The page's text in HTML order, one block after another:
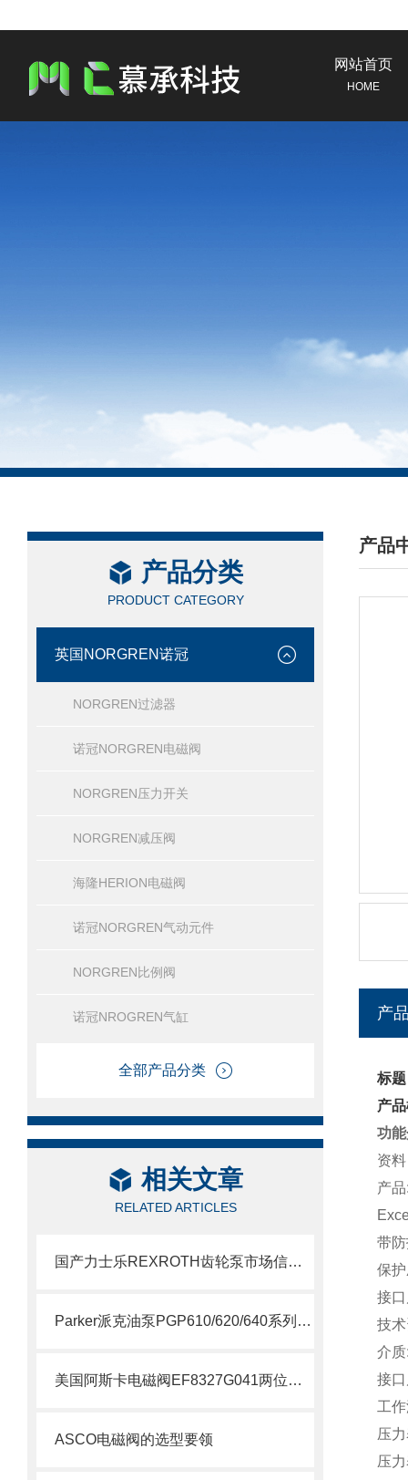
网站首页
HOME
产品分类
PRODUCT CATEGORY
英国NORGREN诺冠
NORGREN过滤器
诺冠NORGREN电磁阀
NORGREN压力开关
NORGREN减压阀
海隆HERION电磁阀
诺冠NORGREN气动元件
NORGREN比例阀
诺冠NROGREN气缸
全部产品分类
相关文章
RELATED ARTICLES
国产力士乐REXROTH齿轮泵市场信息了解
Parker派克油泵PGP610/620/640系列简要说明
美国阿斯卡电磁阀EF8327G041两位四通技术
ASCO电磁阀的选型要领
产品
/
产
标
产
功
资料
产
带
保
接
技
介
接
工
压
压